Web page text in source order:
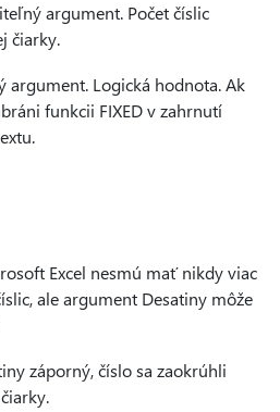
argument. Počet číslic
čiarky.
argument. Logická hodnota. Ak
funkcii FIXED v zahrnutí
Excel nesmú mať nikdy viac
ale argument Desatiny môže
záporný, číslo sa zaokrúhli